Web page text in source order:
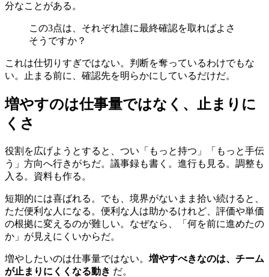
分なことがある。
この3点は、それぞれ誰に最終確認を取ればよさ
そうですか？
これは仕切りすぎではない。判断を奪っているわけでもな
い。止まる前に、確認先を明らかにしているだけだ。
増やすのは仕事量ではなく、止まりに
くさ
役割を広げようとすると、つい「もっと持つ」「もっと手伝
う」方向へ行きがちだ。議事録も書く。進行も見る。調整も
入る。資料も作る。
短期的には喜ばれる。でも、境界がないまま拾い続けると、
ただ便利な人になる。便利な人は助かるけれど、評価や単価
の根拠に変えるのが難しい。なぜなら、「何を前に進めたの
か」が見えにくいからだ。
増やしたいのは仕事量ではない。 増やすべきなのは、チーム
が止まりにくくなる動き だ。